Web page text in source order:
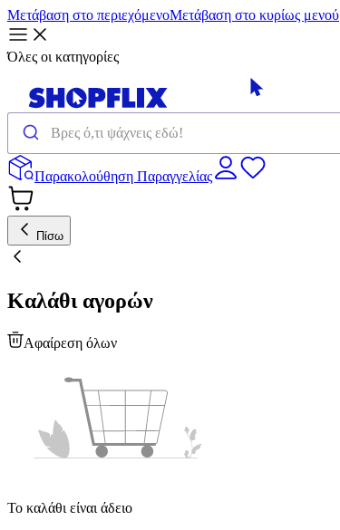
Μετάβαση στο περιεχόμενοΜετάβαση στο κυρίως μενού
Όλες οι κατηγορίες
Παρακολούθηση Παραγγελίας
Πίσω
Καλάθι αγορών
Αφαίρεση όλων
Το καλάθι είναι άδειο